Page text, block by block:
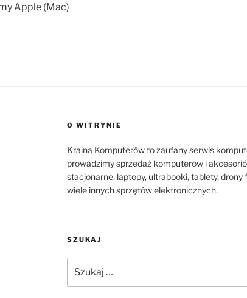
Apple (Mac)
O WITRYNIE
Kraina Komputerów to zaufany serwis
prowadzimy sprzedaż komputerów i
stacjonarne, laptopy, ultrabooki, tablety,
wiele innych sprzętów elektronicznych.
SZUKAJ